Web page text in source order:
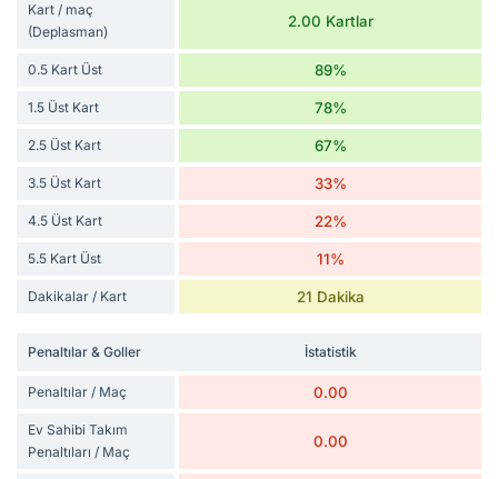
Kart / maç
(Deplasman)
2.00 Kartlar
0.5 Kart Üst 89%
1.5 Üst Kart 78%
2.5 Üst Kart 67%
3.5 Üst Kart 33%
4.5 Üst Kart 22%
5.5 Kart Üst 11%
Dakikalar / Kart 21 Dakika
Penaltılar & Goller İstatistik
Penaltılar / Maç 0.00
Ev Sahibi Takım
Penaltıları / Maç
0.00